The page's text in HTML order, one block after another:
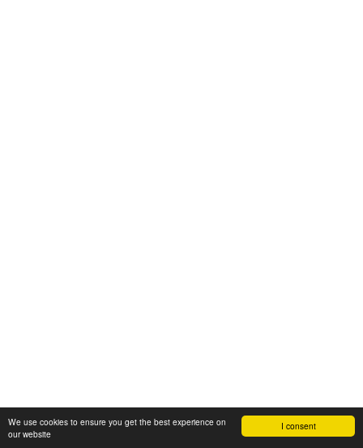
I consent
We use cookies to ensure you get the best experience on
our website